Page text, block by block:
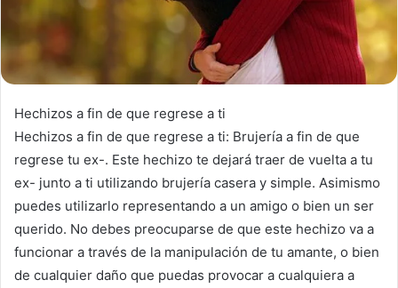
Hechizos a fin de que regrese a ti
Hechizos a fin de que regrese a ti: Brujería a fin de que
regrese tu ex-. Este hechizo te dejará traer de vuelta a tu
ex- junto a ti utilizando brujería casera y simple. Asimismo
puedes utilizarlo representando a un amigo o bien un ser
querido. No debes preocuparse de que este hechizo va a
funcionar a través de la manipulación de tu amante, o bien
de cualquier daño que puedas provocar a cualquiera a